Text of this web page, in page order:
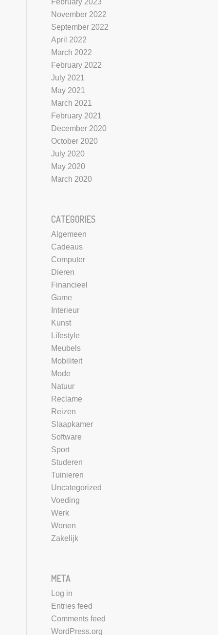
February 2023
November 2022
September 2022
April 2022
March 2022
February 2022
July 2021
May 2021
March 2021
February 2021
December 2020
October 2020
July 2020
May 2020
March 2020
CATEGORIES
Algemeen
Cadeaus
Computer
Dieren
Financieel
Game
Interieur
Kunst
Lifestyle
Meubels
Mobiliteit
Mode
Natuur
Reclame
Reizen
Slaapkamer
Software
Sport
Studeren
Tuinieren
Uncategorized
Voeding
Werk
Wonen
Zakelijk
META
Log in
Entries feed
Comments feed
WordPress.org